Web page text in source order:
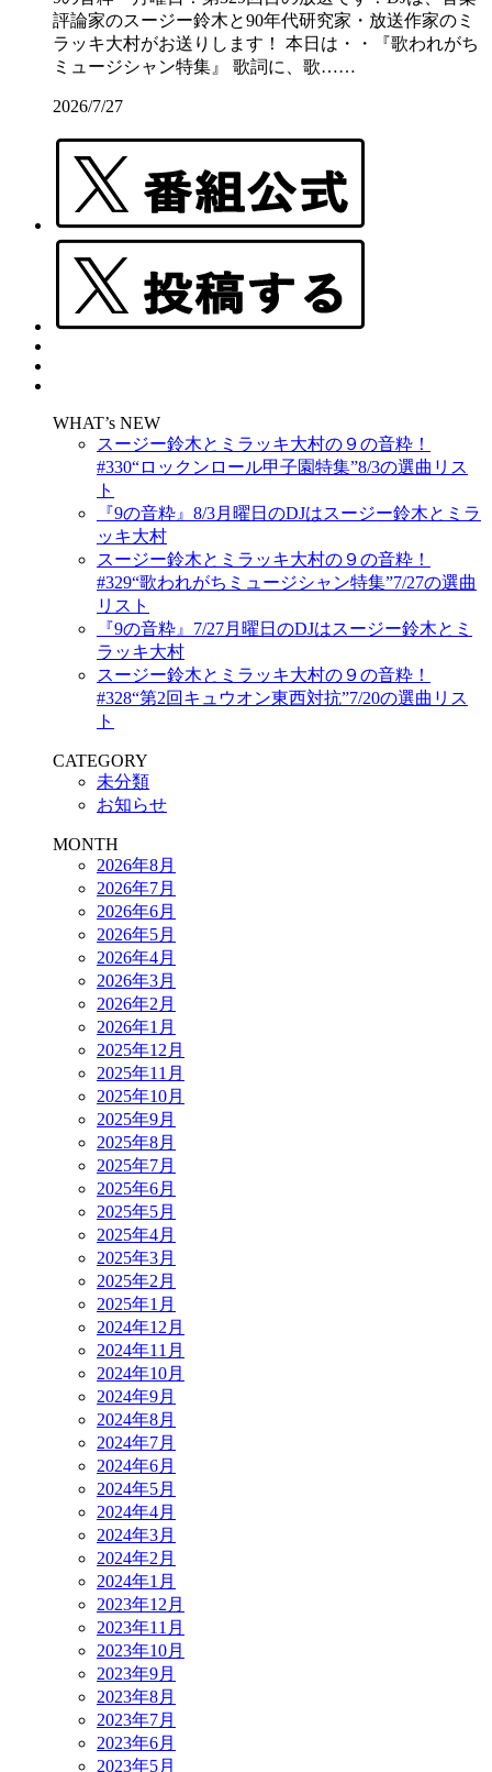
評論家のスージー鈴木と90年代研究家・放送作家のミ
ラッキ大村がお送りします！ 本日は・・『歌われがち
ミュージシャン特集』 歌詞に、歌……
2026/7/27
WHAT’s NEW
スージー鈴木とミラッキ大村の９の音粋！
#330“ロックンロール甲子園特集”8/3の選曲リス
ト
『9の音粋』8/3月曜日のDJはスージー鈴木とミラ
ッキ大村
スージー鈴木とミラッキ大村の９の音粋！
#329“歌われがちミュージシャン特集”7/27の選曲
リスト
『9の音粋』7/27月曜日のDJはスージー鈴木とミ
ラッキ大村
スージー鈴木とミラッキ大村の９の音粋！
#328“第2回キュウオン東西対抗”7/20の選曲リス
ト
CATEGORY
未分類
お知らせ
MONTH
2026年8月
2026年7月
2026年6月
2026年5月
2026年4月
2026年3月
2026年2月
2026年1月
2025年12月
2025年11月
2025年10月
2025年9月
2025年8月
2025年7月
2025年6月
2025年5月
2025年4月
2025年3月
2025年2月
2025年1月
2024年12月
2024年11月
2024年10月
2024年9月
2024年8月
2024年7月
2024年6月
2024年5月
2024年4月
2024年3月
2024年2月
2024年1月
2023年12月
2023年11月
2023年10月
2023年9月
2023年8月
2023年7月
2023年6月
2023年5月